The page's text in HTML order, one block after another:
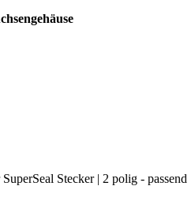
Stecker | 2 polig - passend